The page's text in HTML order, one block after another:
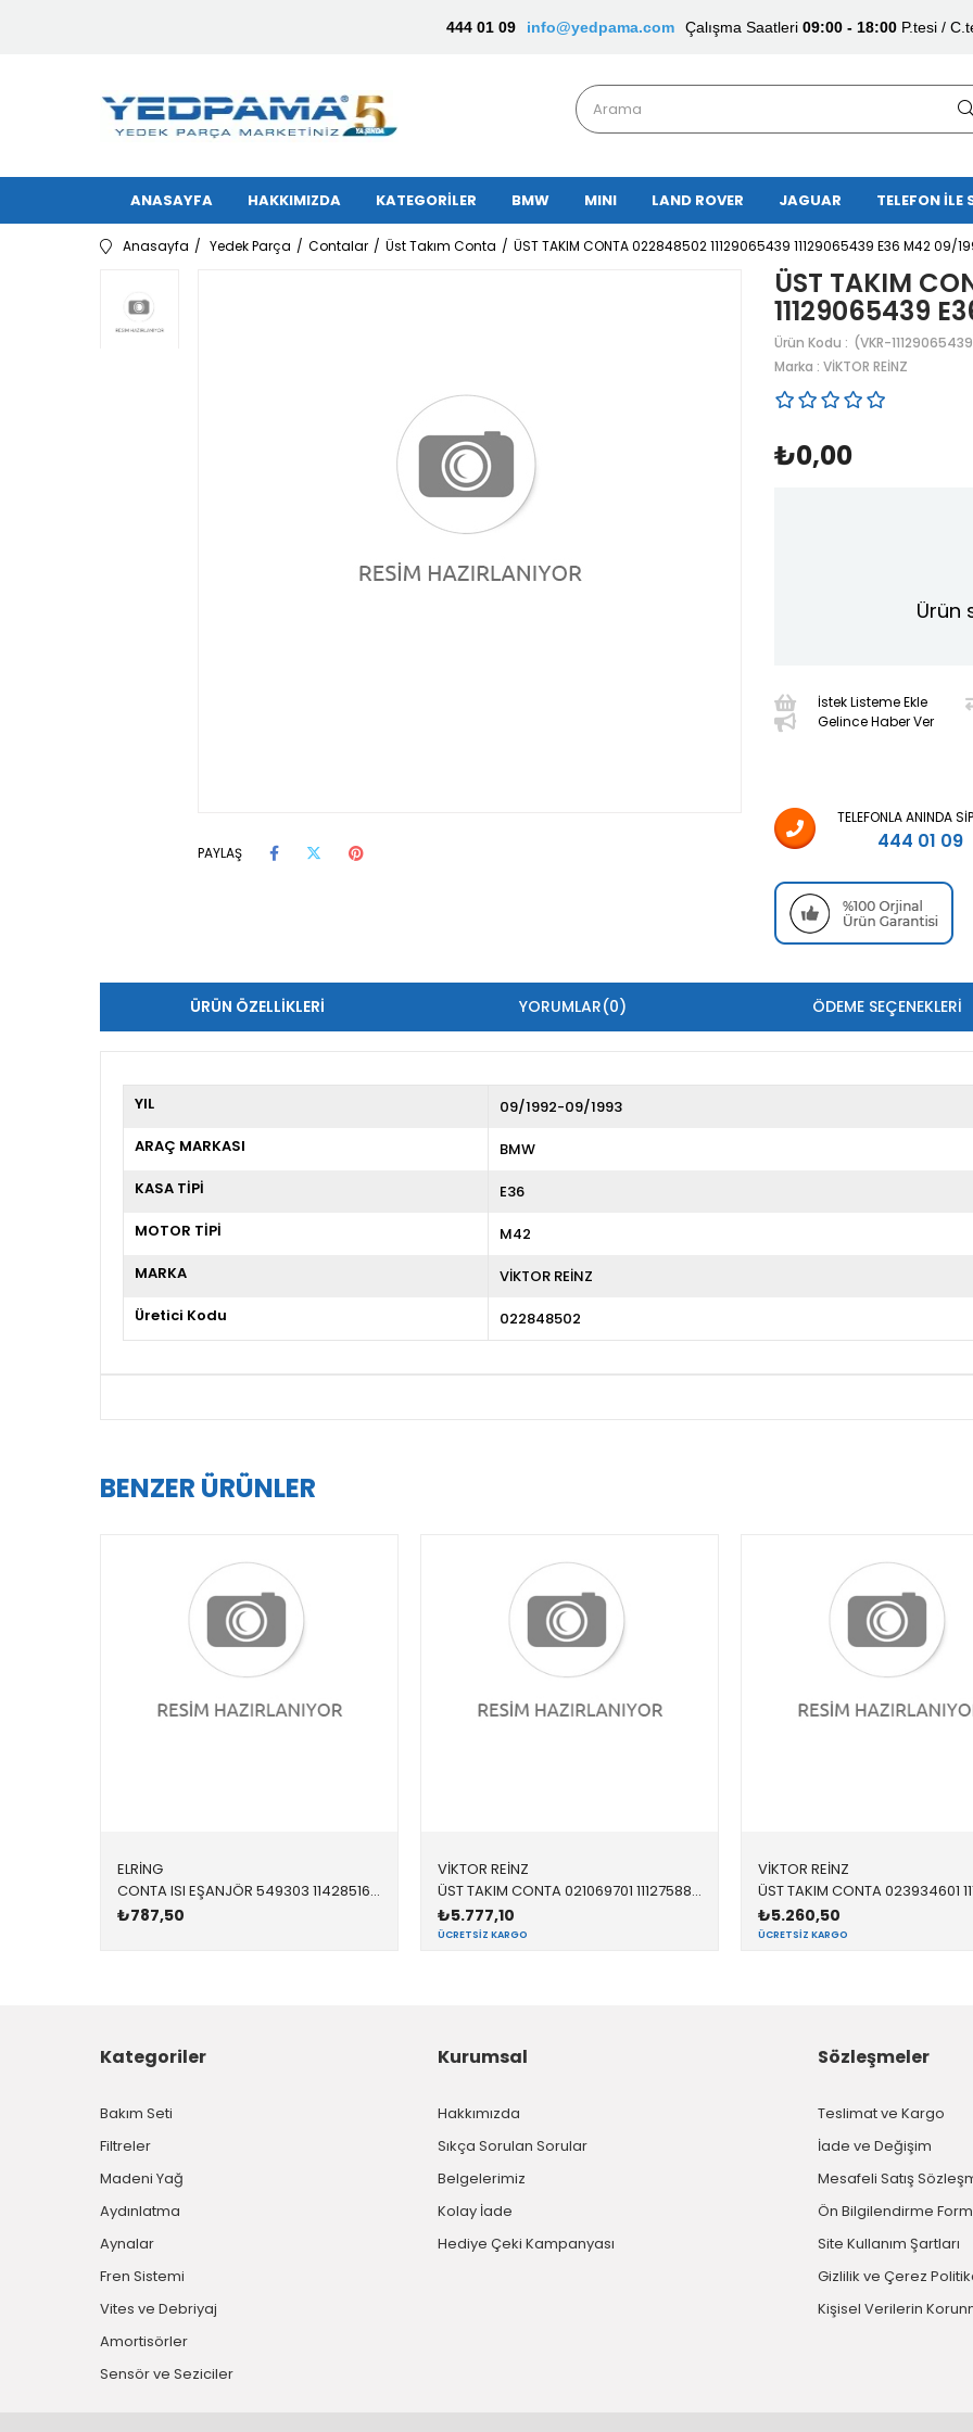
444 01 09 info@yedpama.com Çalışma Saatleri 09:00 - 18:00P.tesi /
ANASAYFA HAKKIMIZDA KATEGORİLER BMW MINI LAND ROVER JAGUAR TELEFON İLE
Anasayfa Yedek Parça Contalar Üst Takım Conta ÜST TAKIM CONTA 022848502 11129065439 11129065439 E36 M42 09/
PAYLAŞ
ÜST TAKIM
11129065439
(VKR-
Marka : VİKTOR REİNZ
₺0,00
Ürün
İstek Listeme Ekle
Gelince Haber Ver
TELEFONLA ANINDA
444 01 09
ÜRÜN ÖZELLIKLERI YORUMLAR(0) ÖDEME SEÇENEKLERI
YIL
09/1992-09/1993
ARAÇ MARKASI
BMW
KASA TİPİ
E36
MOTOR TİPİ
M42
MARKA
VİKTOR REİNZ
Üretici Kodu
022848502
BENZER ÜRÜNLER
ELRİNG
CONTA ISI EŞANJÖR 549303 11428516396 11428516396 F10,F20,F30,F32,F34,F36,E90,E92,E93,F01,F02,X1,X3, N47N,N57N
₺787,50
VİKTOR REİNZ
ÜST TAKIM CONTA 021069701 11127588418 11127588418 E84,E89,F01,F02,F06,F07,F10,F11,F12,F13,F15,F16,F1 N20,N26
₺5.777,10
ÜCRETSIZ KARGO
VİKTOR REİNZ
₺5.260,50
ÜCRETSIZ KARGO
Kategoriler
Bakım Seti
Filtreler
Madeni Yağ
Aydınlatma
Aynalar
Fren Sistemi
Vites ve Debriyaj
Amortisörler
Sensör ve Seziciler
Kurumsal
Hakkımızda
Sıkça Sorulan Sorular
Belgelerimiz
Kolay İade
Hediye Çeki Kampanyası
Sözleşmeler
Teslimat ve Kargo
İade ve Değişim
Mesafeli Satış
Ön Bilgilendirme
Site Kullanım Şartları
Gizlilik ve Çerez
Kişisel Verilerin